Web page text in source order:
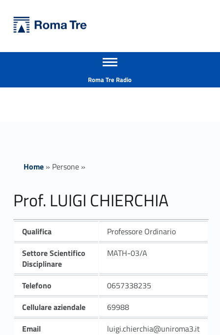
Prof. LUIGI CHIERCHIA - Università Roma Tre
Apri il menu secondario
Roma Tre Radio
Home» Persone»
Prof. LUIGI CHIERCHIA
Qualifica
Professore Ordinario
Settore Scientifico
Disciplinare
MATH-03/A
Telefono
0657338235
Cellulare aziendale
69988
Email
luigi.chierchia@uniroma3.it